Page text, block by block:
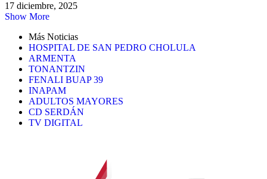
17 diciembre, 2025
Show More
Más Noticias
HOSPITAL DE SAN PEDRO CHOLULA
ARMENTA
TONANTZIN
FENALI BUAP 39
INAPAM
ADULTOS MAYORES
CD SERDÁN
TV DIGITAL